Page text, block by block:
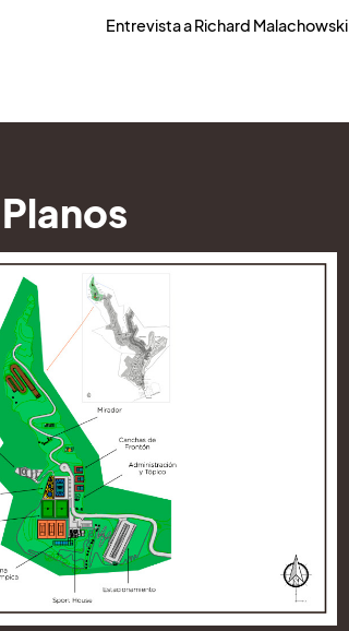
Entrevista a Richard Malachowski
Planos